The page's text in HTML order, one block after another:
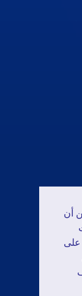
أن
على